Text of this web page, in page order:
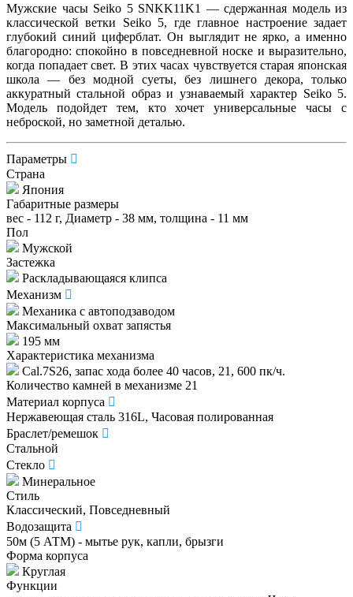
Мужские часы Seiko 5 SNKK11K1 — сдержанная модель из
классической ветки Seiko 5, где главное настроение задает
глубокий синий циферблат. Он выглядит не ярко, а именно
благородно: спокойно в повседневной носке и выразительно,
когда попадает свет. В этих часах чувствуется старая японская
школа — без модной суеты, без лишнего декора, только
аккуратный стальной образ и узнаваемый характер Seiko 5.
Модель подойдет тем, кто хочет универсальные часы с
неброской, но заметной деталью.
Параметры
Страна
Япония
Габаритные размеры
вес - 112 г, Диаметр - 38 мм, толщина - 11 мм
Пол
Мужской
Застежка
Раскладывающаяся клипса
Механизм
Механика с автоподзаводом
Максимальный охват запястья
195 мм
Характеристика механизма
Cal.7S26, запас хода более 40 часов, 21, 600 пк/ч.
Количество камней в механизме 21
Материал корпуса
Нержавеющая сталь 316L, Часовая полированная
Браслет/ремешок
Стальной
Стекло
Минеральное
Стиль
Классический, Повседневный
Водозащита
50м (5 АТМ) - мытье рук, капли, брызги
Форма корпуса
Круглая
Функции